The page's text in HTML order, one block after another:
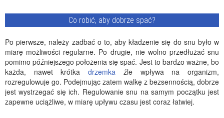
Co robić, aby dobrze spać?
Po pierwsze, należy zadbać o to, aby kładzenie się do snu było w
miarę możliwości regularne. Po drugie, nie wolno przedłużać snu
pomimo późniejszego położenia się spać. Jest to bardzo ważne, bo
każda, nawet krótkadrzemka źle wpływa na organizm,
rozregulowuje go. Podejmując zatem walkę z bezsennością, dobrze
jest wystrzegać się ich. Regulowanie snu na samym początku jest
zapewne uciążliwe, w miarę upływu czasu jest coraz łatwiej.